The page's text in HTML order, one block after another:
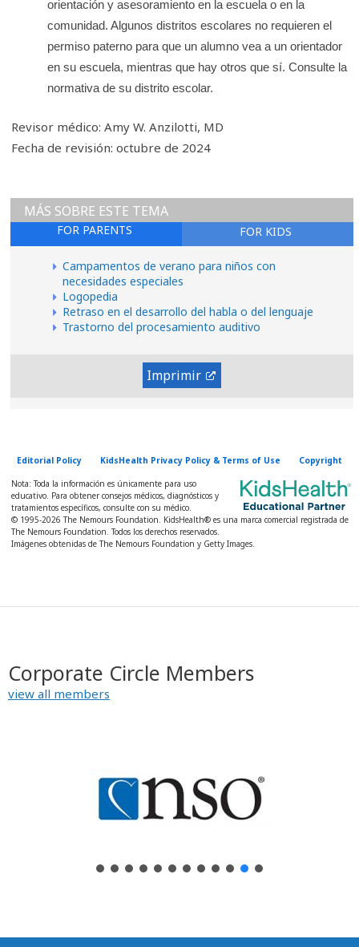
orientación y asesoramiento en la escuela o en la
comunidad. Algunos distritos escolares no requieren el
permiso paterno para que un alumno vea a un orientador
en su escuela, mientras que hay otros que sí. Consulte la
normativa de su distrito escolar.
Revisor médico: Amy W. Anzilotti, MD
Fecha de revisión: octubre de 2024
FOR KIDS
FOR PARENTS
MÁS SOBRE ESTE TEMA
Campamentos de verano para niños con
necesidades especiales
Logopedia
Retraso en el desarrollo del habla o del lenguaje
Trastorno del procesamiento auditivo
Imprimir
Editorial Policy KidsHealth Privacy Policy & Terms of Use Copyright
Nota: Toda la información es únicamente para uso
educativo. Para obtener consejos médicos, diagnósticos y
tratamientos específicos, consulte con su médico.
© 1995-2026 The Nemours Foundation. KidsHealth® es una marca comercial registrada de
The Nemours Foundation. Todos los derechos reservados.
Imágenes obtenidas de The Nemours Foundation y Getty Images.
Corporate Circle Members
view all members